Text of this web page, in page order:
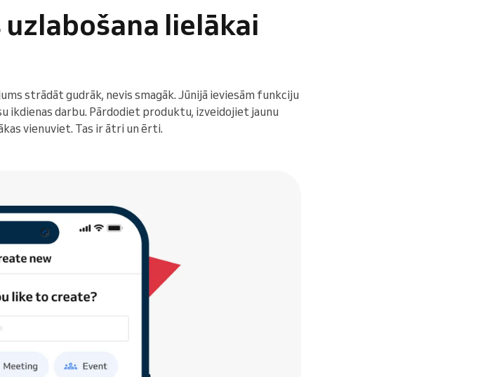
lielākai
strādāt gudrāk, nevis smagāk. Jūnijā ieviesām funkciju
ikdienas darbu. Pārdodiet produktu, izveidojiet jaunu
vienuviet. Tas ir ātri un ērti.